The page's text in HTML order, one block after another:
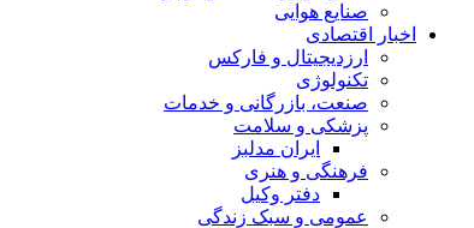
صنایع هوایی
اخبار اقتصادی
ارزدیجیتال و فارکس
تکنولوژی
صنعت، بازرگانی و خدمات
پزشکی و سلامت
ایران مدلبز
فرهنگی و هنری
دفتر وکیل
عمومی و سبک زندگی